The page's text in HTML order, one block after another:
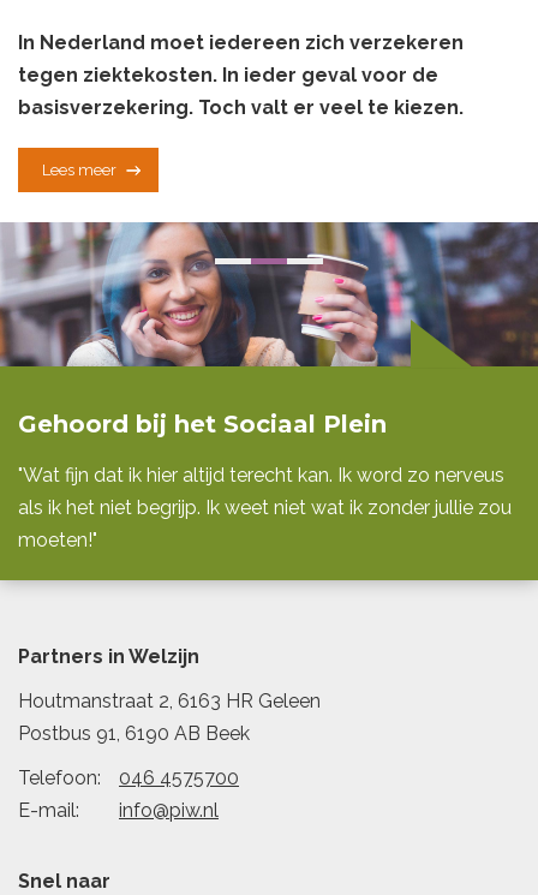
In Nederland moet iedereen zich verzekeren
tegen ziektekosten. In ieder geval voor de
basisverzekering. Toch valt er veel te kiezen.
Lees meer
Gehoord bij het Sociaal Plein
"Wat fijn dat ik hier altijd terecht kan. Ik word zo nerveus
als ik het niet begrijp. Ik weet niet wat ik zonder jullie zou
moeten!"
Partners in Welzijn
Houtmanstraat 2, 6163 HR Geleen
Postbus 91, 6190 AB Beek
Telefoon:
046 4575700
E-mail:
info@piw.nl
Snel naar